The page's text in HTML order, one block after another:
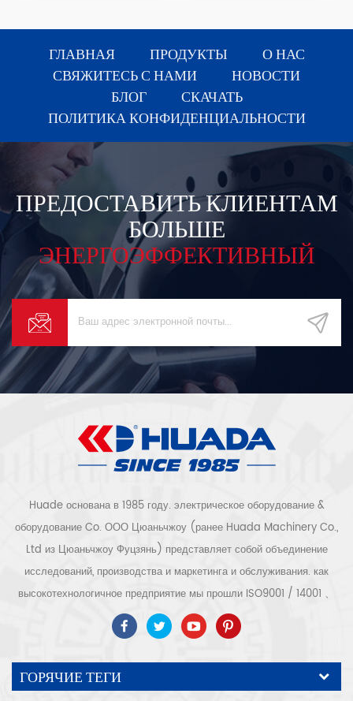
ГЛАВНАЯ ПРОДУКТЫ
О НАС
СВЯЖИТЕСЬ С НАМИ
НОВОСТИ
БЛОГ
СКАЧАТЬ
ПОЛИТИКА КОНФИДЕНЦИАЛЬНОСТИ
ПРЕДОСТАВИТЬ КЛИЕНТАМ
БОЛЬШЕ
ЭНЕРГОЭФФЕКТИВНЫЙ
Huade основана в 1985 году. электрическое оборудование &
оборудование Co. ООО Цюаньчжоу (ранее Huada Machinery Co.,
Ltd из Цюаньчжоу Фуцзянь) представляет собой объединение
исследований, производства и маркетинга и обслуживания. как
высокотехнологичное предприятие мы прошли ISO9001 / 14001 、
ce 、 РОШ 、 ETL 、 CQC 、 Сертификация качества и
безопасности ccc, сертификация высокотехнологичных
предприятий и т. д. Воздушные компрессорные системы и
оборудование включают винтовые, центробежные, безмасляные,
ГОРЯЧИЕ ТЕГИ